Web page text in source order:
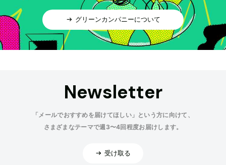
グリーンカンパニーについて
Newsletter
「メールでおすすめを届けてほしい」という方に向けて、
さまざまなテーマで週3〜4回程度お届けします。
受け取る